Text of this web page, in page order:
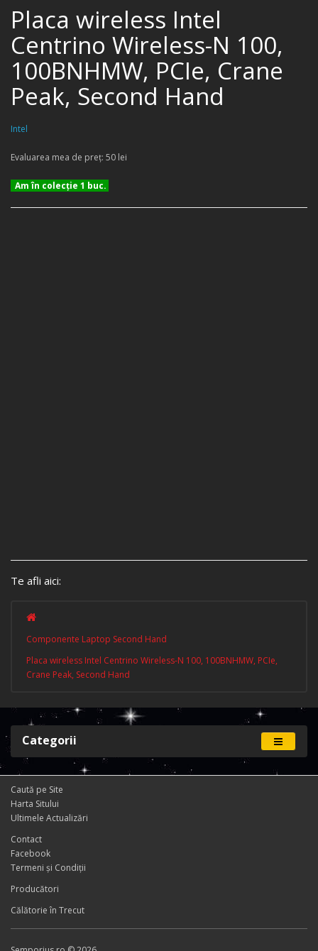
Placa wireless Intel
Centrino Wireless-N 100,
100BNHMW, PCIe, Crane
Peak, Second Hand
Intel
Evaluarea mea de preţ: 50 lei
Am în colecţie 1 buc.
Te afli aici:
Componente Laptop Second Hand
Placa wireless Intel Centrino Wireless-N 100, 100BNHMW, PCIe,
Crane Peak, Second Hand
Categorii
Caută pe Site
Harta Sitului
Ultimele Actualizări
Contact
Facebook
Termeni și Condiţii
Producători
Călătorie în Trecut